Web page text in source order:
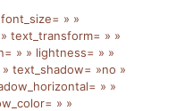
» »
text_transform= » »
» » lightness= » »
text_shadow= »no »
» »
» »